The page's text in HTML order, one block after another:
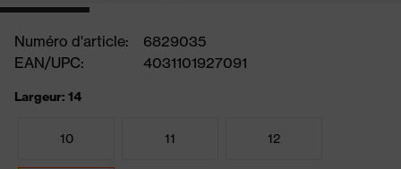
Numéro d'article:
6829035
EAN/UPC:
4031101927091
Largeur: 14
10 11 12